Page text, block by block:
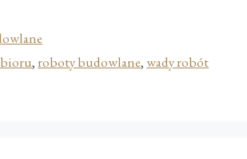
, roboty budowlane,wady robót